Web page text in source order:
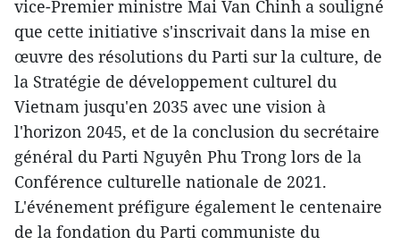
vice-Premier ministre Mai Van Chinh a souligné
que cette initiative s'inscrivait dans la mise en
œuvre des résolutions du Parti sur la culture, de
la Stratégie de développement culturel du
Vietnam jusqu'en 2035 avec une vision à
l'horizon 2045, et de la conclusion du secrétaire
général du Parti Nguyên Phu Trong lors de la
Conférence culturelle nationale de 2021.
L'événement préfigure également le centenaire
de la fondation du Parti communiste du